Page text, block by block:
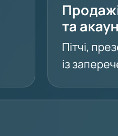
та
Пітчі,
із